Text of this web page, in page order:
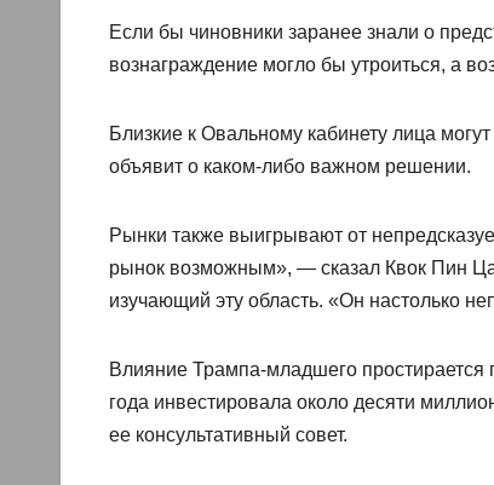
Если бы чиновники заранее знали о
вознаграждение могло бы утроиться, а
Близкие к Овальному кабинету лица
объявит о каком-либо важном решении.
Рынки также выигрывают от
рынок возможным», — сказал Квок Пин
изучающий эту область. «Он настолько
Влияние Трампа-младшего простирается
года инвестировала около десяти
ее консультативный совет.